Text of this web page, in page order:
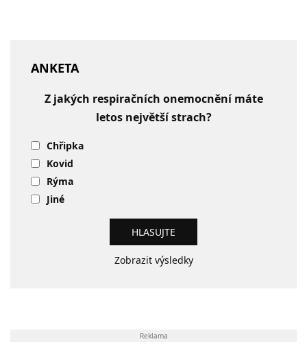
ANKETA
Z jakých respiračních onemocnění máte
letos největší strach?
Chřipka
Kovid
Rýma
Jiné
Zobrazit výsledky
Reklama